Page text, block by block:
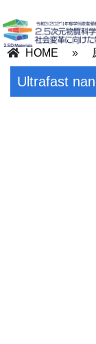
HOME »
Ultrafast